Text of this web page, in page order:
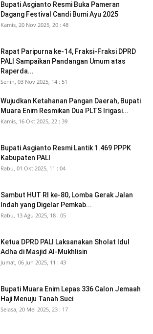
Bupati Asgianto Resmi Buka Pameran
Dagang Festival Candi Bumi Ayu 2025
Kamis, 20 Nov 2025, 20 : 48
Rapat Paripurna ke-14, Fraksi-Fraksi DPRD
PALI Sampaikan Pandangan Umum atas
Raperda...
Senin, 03 Nov 2025, 14 : 51
Wujudkan Ketahanan Pangan Daerah, Bupati
Muara Enim Resmikan Dua PLTS Irigasi...
Kamis, 16 Okt 2025, 22 : 39
Bupati Asgianto Resmi Lantik 1.469 PPPK
Kabupaten PALI
Rabu, 01 Okt 2025, 11 : 04
Sambut HUT RI ke-80, Lomba Gerak Jalan
Indah yang Digelar Pemkab...
Rabu, 13 Agu 2025, 18 : 05
Ketua DPRD PALI Laksanakan Sholat Idul
Adha di Masjid Al-Mukhlisin
Jumat, 06 Jun 2025, 11 : 43
Bupati Muara Enim Lepas 336 Calon Jemaah
Haji Menuju Tanah Suci
Selasa, 20 Mei 2025, 23 : 17